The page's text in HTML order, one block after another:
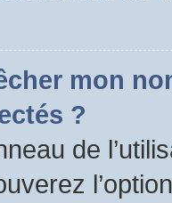
mon
?
de